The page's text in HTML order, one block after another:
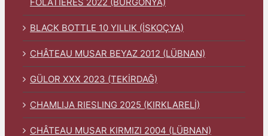
BLACK BOTTLE 10 YILLIK (İSKOÇYA)
CHÂTEAU MUSAR BEYAZ 2012 (LÜBNAN)
GÜLOR XXX 2023 (TEKİRDAĞ)
CHAMLIJA RIESLING 2025 (KIRKLARELİ)
CHÂTEAU MUSAR KIRMIZI 2004 (LÜBNAN)